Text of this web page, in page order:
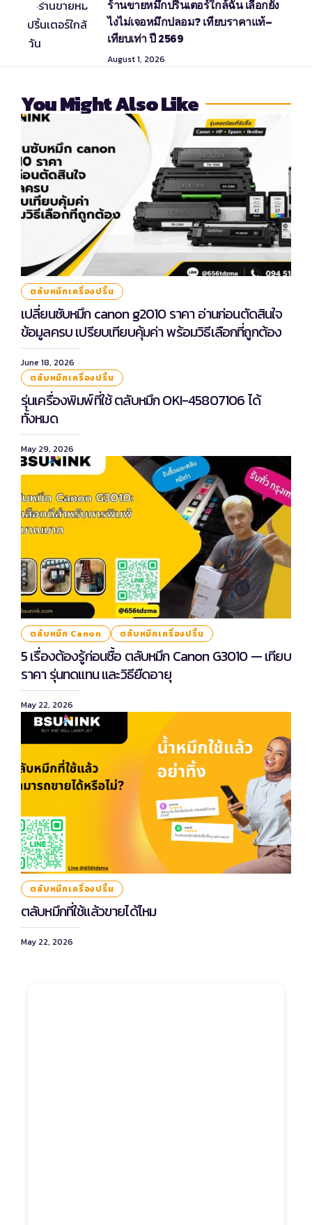
ร้านขายหมึกปริ้นเตอร์ใกล้ฉัน เลือกยัง
ไงไม่เจอหมึกปลอม? เทียบราคาแท้–
เทียบเท่า ปี 2569
August 1, 2026
You Might Also Like
ตลับหมึกเครื่องปริ้น
เปลี่ยนซับหมึก canon g2010 ราคา อ่านก่อนตัดสินใจ
ข้อมูลครบ เปรียบเทียบคุ้มค่า พร้อมวิธีเลือกที่ถูกต้อง
June 18, 2026
ตลับหมึกเครื่องปริ้น
รุ่นเครื่องพิมพ์ที่ใช้ ตลับหมึก OKI-45807106 ได้
ทั้งหมด
May 29, 2026
ตลับหมึก Canon ตลับหมึกเครื่องปริ้น
5 เรื่องต้องรู้ก่อนซื้อ ตลับหมึก Canon G3010 — เทียบ
ราคา รุ่นทดแทน และวิธียืดอายุ
May 22, 2026
ตลับหมึกเครื่องปริ้น
ตลับหมึกที่ใช้แล้วขายได้ไหม
May 22, 2026